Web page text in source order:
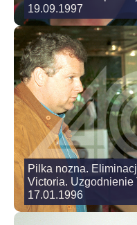
19.09.1997
Pilka nozna.
Victoria. Uzgodnienie
17.01.1996